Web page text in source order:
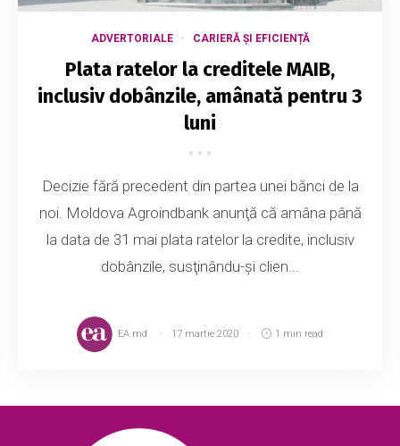
ADVERTORIALE CARIERĂ ȘI EFICIENȚĂ
Plata ratelor la creditele MAIB,
inclusiv dobânzile, amânată pentru 3
luni
Decizie fără precedent din partea unei bănci de la
noi. Moldova Agroindbank anunţă că amâna până
la data de 31 mai plata ratelor la credite, inclusiv
dobânzile, susţinându-şi clien...
EA.md 17 martie 2020 1 min read